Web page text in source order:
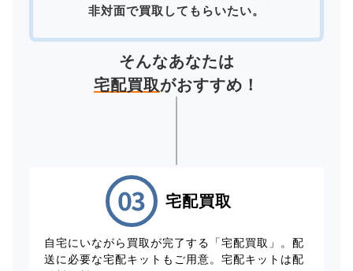
非対面で買取してもらいたい。
そんなあなたは
宅配買取がおすすめ！
宅配買取
自宅にいながら買取が完了する「宅配買取」。配
送に必要な宅配キットもご用意。宅配キットは配